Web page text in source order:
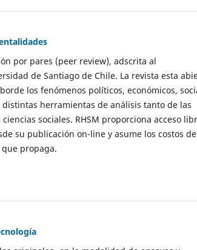
por pares (peer review), adscrita al
de Santiago de Chile. La revista esta
los fenómenos políticos, económicos,
herramientas de análisis tanto de las
sociales. RHSM proporciona acceso
su publicación on-line y asume los costos de
propaga.